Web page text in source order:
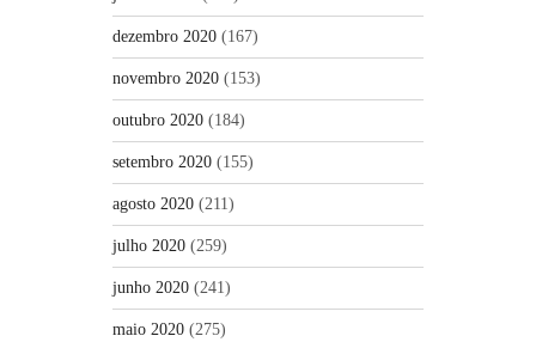
dezembro 2020 (167)
novembro 2020 (153)
outubro 2020 (184)
setembro 2020 (155)
agosto 2020 (211)
julho 2020 (259)
junho 2020 (241)
maio 2020 (275)